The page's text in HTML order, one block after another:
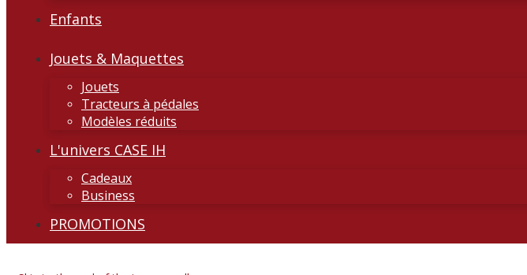
Enfants
Jouets & Maquettes
Jouets
Tracteurs à pédales
Modèles réduits
L'univers CASE IH
Cadeaux
Business
PROMOTIONS